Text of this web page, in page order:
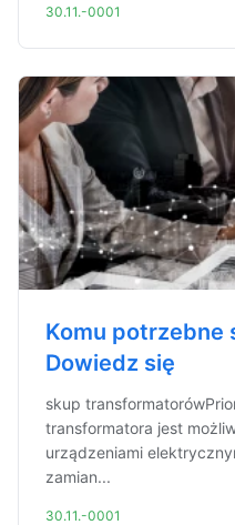
30.11.-0001
Komu potrzebne
Dowiedz się
skup
transformatora jest
urządzeniami
zamian...
30.11.-0001